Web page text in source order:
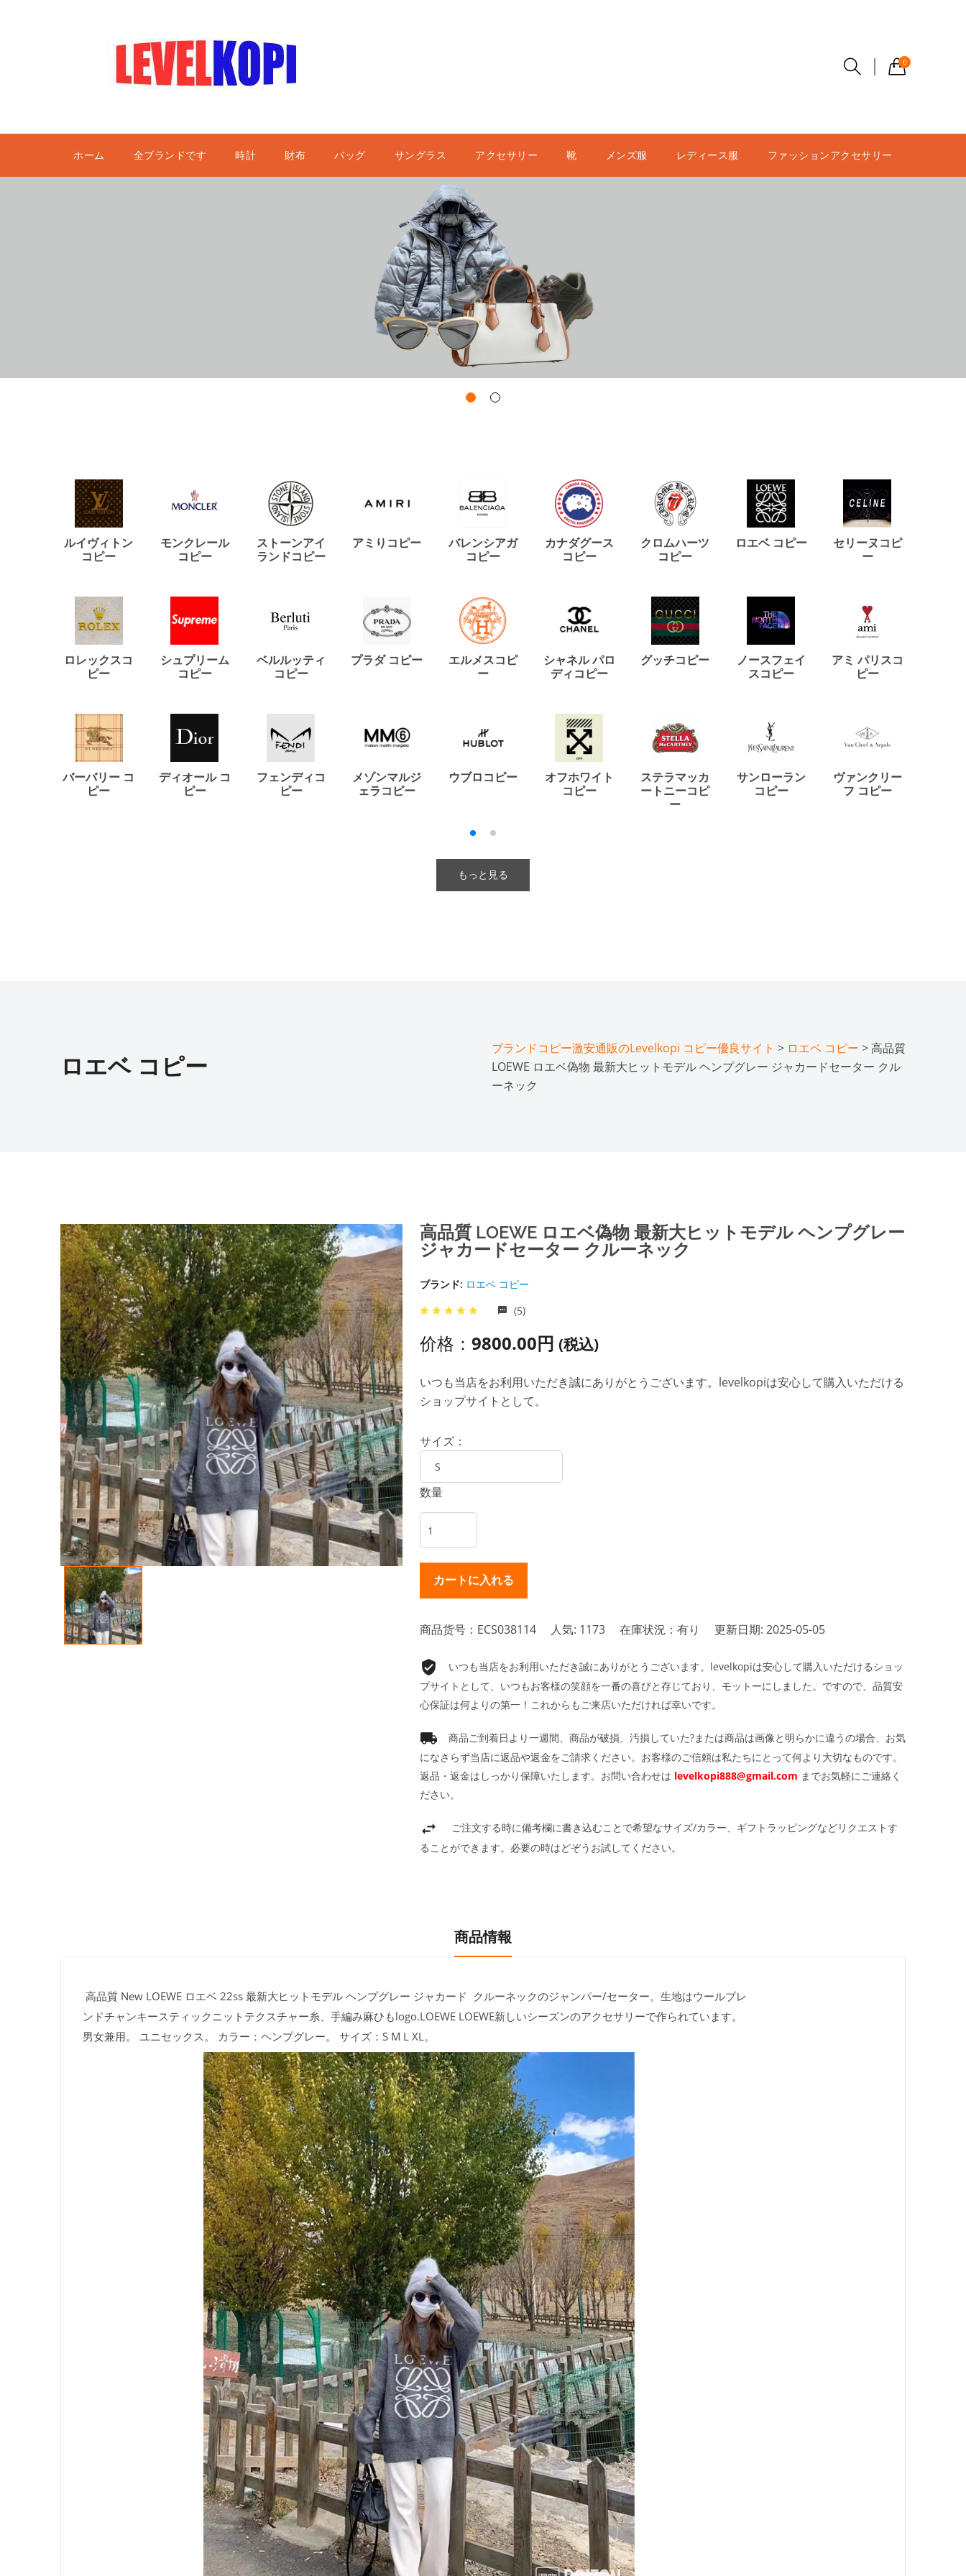
0
ホーム 全ブランドです 時計 財布 バッグ サングラス アクセサリー 靴 メンズ服 レディース服 ファッションアクセサリー
ルイヴィトン
コピー
モンクレール
コピー
ストーンアイ
ランドコピー
アミりコピー
バレンシアガ
コピー
カナダグース
コピー
クロムハーツ
コピー
ロエベ コピー
セリーヌコピ
ー
ロレックスコ
ピー
シュプリーム
コピー
ベルルッティ
コピー
プラダ コピー
エルメスコピ
ー
シャネル パロ
ディコピー
グッチコピー
ノースフェイ
スコピー
アミ パリスコ
ピー
バーバリー コ
ピー
ディオール コ
ピー
フェンディコ
ピー
メゾンマルジ
ェラコピー
ウブロコピー
オフホワイト
コピー
ステラマッカ
ートニーコピ
ー
サンローラン
コピー
ヴァンクリー
フ コピー
もっと見る
ロエベ コピー
ブランドコピー激安通販のLevelkopi コピー優良サイト > ロエベ コピー > 高品質
LOEWE ロエベ偽物 最新大ヒットモデル ヘンプグレー ジャカードセーター クル
ーネック
高品質 LOEWE ロエベ偽物 最新大ヒットモデル ヘンプグレー
ジャカードセーター クルーネック
ブランド: ロエベ コピー
(5)
价格： 9800.00円 (税込)
いつも当店をお利用いただき誠にありがとうございます。levelkopiは安心して購入いただける
ショップサイトとして。
サイズ：
数量
商品货号：ECS038114 人気: 1173 在庫状況：有り 更新日期: 2025-05-05
いつも当店をお利用いただき誠にありがとうございます。levelkopiは安心して購入いただけるショッ
プサイトとして、いつもお客様の笑顔を一番の喜びと存じており、モットーにしました。ですので、品質安
心保証は何よりの第一！これからもご来店いただければ幸いです。
商品ご到着日より一週間、商品が破損、汚損していた?または商品は画像と明らかに違うの場合、お気
になさらず当店に返品や返金をご請求ください。お客様のご信頼は私たちにとって何より大切なものです。
返品・返金はしっかり保障いたします。お問い合わせは levelkopi888@gmail.com までお気軽にご連絡く
ださい。
ご注文する時に備考欄に書き込むことで希望なサイズ/カラー、ギフトラッピングなどリクエストす
ることができます。必要の時はどぞうお試してください。
商品情報
高品質 New LOEWE ロエベ 22ss 最新大ヒットモデル ヘンプグレー ジャカード クルーネックのジャンパー/セーター。生地はウールブレ
ンドチャンキースティックニットテクスチャー糸、手編み麻ひもlogo.LOEWE LOEWE新しいシーズンのアクセサリーで作られています。
男女兼用。 ユニセックス。 カラー：ヘンプグレー。 サイズ：S M L XL。